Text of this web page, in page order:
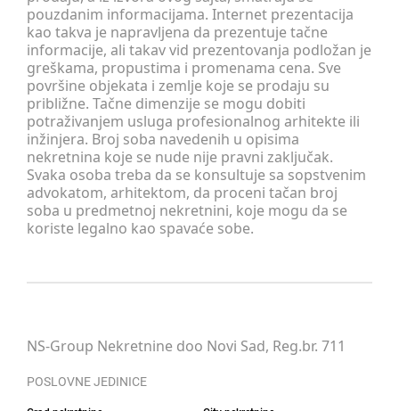
pouzdanim informacijama. Internet prezentacija
kao takva je napravljena da prezentuje tačne
informacije, ali takav vid prezentovanja podložan je
greškama, propustima i promenama cena. Sve
površine objekata i zemlje koje se prodaju su
približne. Tačne dimenzije se mogu dobiti
potraživanjem usluga profesionalnog arhitekte ili
inžinjera. Broj soba navedenih u opisima
nekretnina koje se nude nije pravni zaključak.
Svaka osoba treba da se konsultuje sa sopstvenim
advokatom, arhitektom, da proceni tačan broj
soba u predmetnoj nekretnini, koje mogu da se
koriste legalno kao spavaće sobe.
NS-Group Nekretnine doo Novi Sad, Reg.br. 711
POSLOVNE JEDINICE